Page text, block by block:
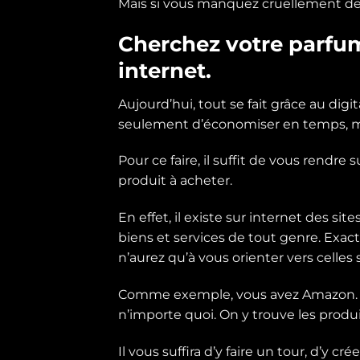
Mais si vous manquez cruellement
Cherchez votre
internet.
Aujourd’hui, tout se fait grâce au
seulement d’économiser en temps,
Pour ce faire, il suffit de vous rendre
produit à acheter.
En effet, il existe sur internet des
biens et services de tout genre.
n’aurez qu’à vous orienter vers
Comme exemple, vous avez Amazon.
n’importe quoi. On y trouve les
Il vous suffira d’y faire un tour, d’y